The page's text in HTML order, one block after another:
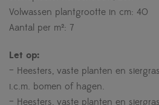
Volwassen plantgrootte in cm: 40
Aantal per m²: 7
Let op:
– Heesters, vaste planten en
i.c.m. bomen of hagen.
– Heesters, vaste planten en